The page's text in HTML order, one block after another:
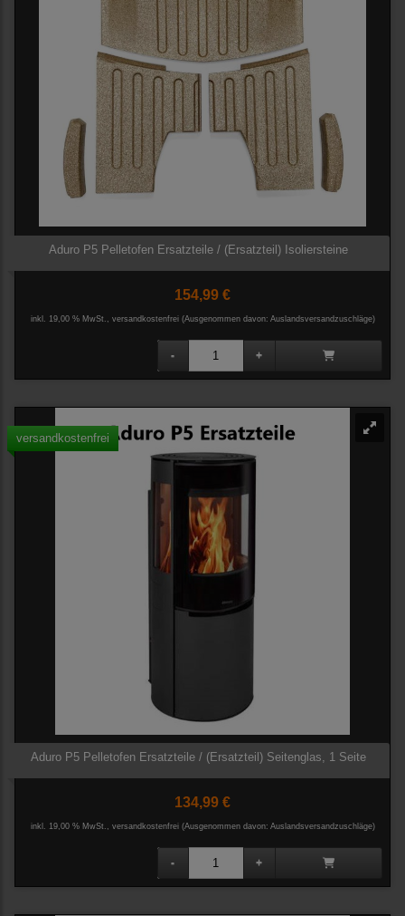
Aduro P5 Pelletofen Ersatzteile / (Ersatzteil) Isoliersteine
154,99 €
inkl. 19,00 % MwSt., versandkostenfrei (Ausgenommen davon: Auslandsversandzuschläge)
versandkostenfrei
Aduro P5 Pelletofen Ersatzteile / (Ersatzteil) Seitenglas, 1 Seite
134,99 €
inkl. 19,00 % MwSt., versandkostenfrei (Ausgenommen davon: Auslandsversandzuschläge)